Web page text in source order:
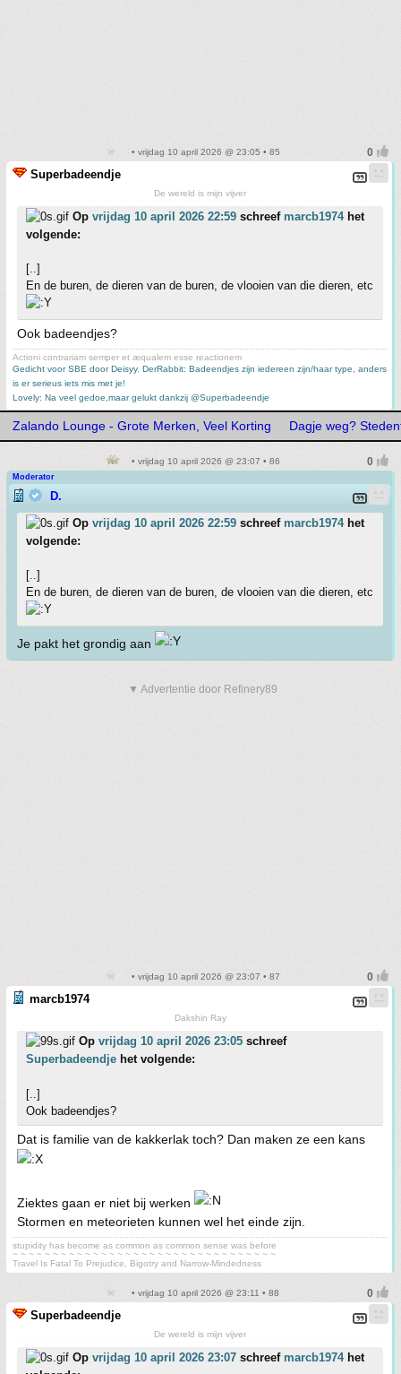
• vrijdag 10 april 2026 @ 23:05 • 85
Superbadeendje
De wereld is mijn vijver
Op vrijdag 10 april 2026 22:59 schreef marcb1974het
volgende:
[..]
En de buren, de dieren van de buren, de vlooien van die dieren, etc
Ook badeendjes?
Actioni contrariam semper et æqualem esse reactionem
Gedicht voor SBE door Deisyy, DerRabbit: Badeendjes zijn iedereen zijn/haar type, anders
is er serieus iets mis met je!
Lovely: Na veel gedoe,maar gelukt dankzij @Superbadeendje
Zalando Lounge - Grote Merken, Veel Korting Dagje weg?
• vrijdag 10 april 2026 @ 23:07 • 86
Moderator
D.
Op vrijdag 10 april 2026 22:59 schreef marcb1974het
volgende:
[..]
En de buren, de dieren van de buren, de vlooien van die dieren, etc
Je pakt het grondig aan
▼ Advertentie door Refinery89
• vrijdag 10 april 2026 @ 23:07 • 87
marcb1974
Dakshin Ray
Op vrijdag 10 april 2026 23:05 schreef
Superbadeendje het volgende:
[..]
Ook badeendjes?
Dat is familie van de kakkerlak toch? Dan maken ze een kans
Ziektes gaan er niet bij werken
Stormen en meteorieten kunnen wel het einde zijn.
stupidity has become as common as common sense was before
~ ~ ~ ~ ~ ~ ~ ~ ~ ~ ~ ~ ~ ~ ~ ~ ~ ~ ~ ~ ~ ~ ~ ~ ~ ~ ~ ~ ~ ~ ~ ~ ~
Travel Is Fatal To Prejudice, Bigotry and Narrow-Mindedness
• vrijdag 10 april 2026 @ 23:11 • 88
Superbadeendje
De wereld is mijn vijver
Op vrijdag 10 april 2026 23:07 schreef marcb1974het